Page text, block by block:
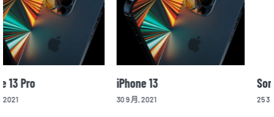
Sony Xperia 1 II
25 3 月, 2020
iPhone 13 mini
14 10 月, 2021